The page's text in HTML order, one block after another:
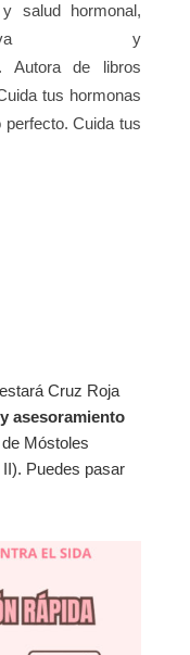
salud hormonal,
y
Autora de libros
tus hormonas
perfecto. Cuida tus
Cruz Roja
asesoramiento
Móstoles
Puedes pasar